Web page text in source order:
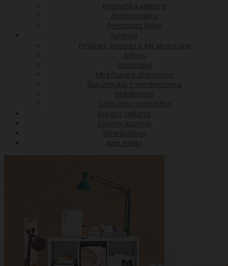
Kosmetika vaikams
Aromaterapija
Priemonės lauke
Apranga
Pirštinės, kepurės ir kiti aksesuarai
Kelnės
Smėlinukai
Megztukai ir džemperiai
Šliaužtinukai ir kombinezonai
Marškinėliai
Drabužėlių komplektai
Knygos vaikams
Dovanų kuponai
Išparduotuvė
Apie Avietę